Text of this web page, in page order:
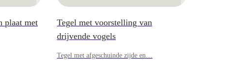
plaat met
Tegel met voorstelling van
drijvende vogels
Tegel met afgeschuinde zijde en…